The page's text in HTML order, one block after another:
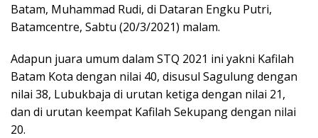
Batam, Muhammad Rudi, di Dataran Engku Putri,
Batamcentre, Sabtu (20/3/2021) malam.
Adapun juara umum dalam STQ 2021 ini yakni Kafilah
Batam Kota dengan nilai 40, disusul Sagulung dengan
nilai 38, Lubukbaja di urutan ketiga dengan nilai 21,
dan di urutan keempat Kafilah Sekupang dengan nilai
20.